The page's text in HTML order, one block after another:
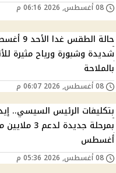
شديدة وشبورة ورياح مثيرة
بالملاحة
بتكليفات الرئيس السيسي..
بمرحلة جديدة
أغسطس